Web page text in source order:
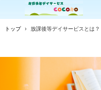
トップ › 放課後等デイサービスとは？